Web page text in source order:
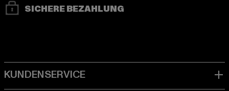
SICHERE BEZAHLUNG